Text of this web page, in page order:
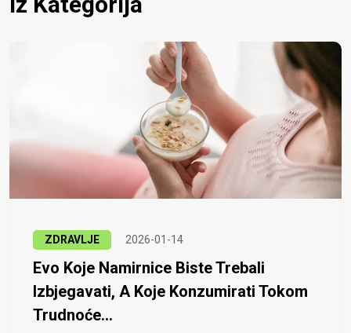
ZDRAVLJE 2026-01-14
Evo Koje Namirnice Biste Trebali
Izbjegavati, A Koje Konzumirati Tokom
Trudnoće...